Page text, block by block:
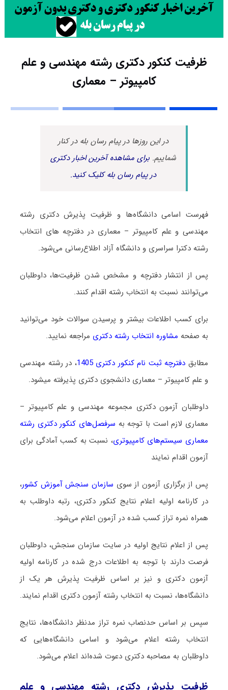
ظرفیت کنکور دکتری رشته مهندسی و علم
کامپیوتر – معماری
در این روزها در پیام رسان بله در کنار
شماییم.برای مشاهده آخرین اخبار دکتری
در پیام رسان بله کلیک کنید.
فهرست اسامی دانشگاه‌ها و ظرفیت پذیرش دکتری رشته
مهندسی و علم کامپیوتر – معماری در دفترچه های انتخاب
رشته دکترا سراسری و دانشگاه آزاد اطلاع‌رسانی می‌شود.
پس از انتشار دفترچه و مشخص شدن ظرفیت‌ها، داوطلبان
می‌توانند نسبت به انتخاب رشته اقدام کنند.
برای کسب اطلاعات بیشتر و پرسیدن سوالات خود می‌توانید
به صفحه مشاوره انتخاب رشته دکتری مراجعه نمایید.
مطابق دفترچه ثبت نام کنکور دکتری 1405
، در رشته مهندسی
و علم کامپیوتر – معماری دانشجوی دکتری پذیرفته میشود.
داوطلبان آزمون دکتری مجموعه مهندسی و علم کامپیوتر –
معماری لازم است با توجه به سرفصل‌های کنکور دکتری رشته
ﻣﻌﻤﺎری ﺳﻴﺴﺘﻢﻫﺎی ﻛﺎﻣﭙﻴﻮﺗﺮی، نسبت به کسب آمادگی برای
آزمون اقدام نمایند
پس از برگزاری آزمون از سوی سازمان سنجش آموزش کشور،
در کارنامه اولیه اعلام نتایج کنکور دکتری، رتبه داوطلب به
همراه نمره تراز کسب شده در آزمون اعلام می‌شود.
پس از اعلام نتایج اولیه در سایت سازمان سنجش، داوطلبان
فرصت دارند با توجه به اطلاعات درج شده در کارنامه اولیه
آزمون دکتری و نیز بر اساس ظرفیت پذیرش هر یک از
دانشگاه‌ها، نسبت به انتخاب رشته آزمون دکتری اقدام نمایند.
سپس بر اساس حدنصاب نمره تراز مدنظر دانشگاه‌ها، نتایج
انتخاب رشته اعلام می‌شود و اسامی دانشگاه‌هایی که
داوطلبان به مصاحبه دکتری دعوت شده‌اند اعلام می‌شود.